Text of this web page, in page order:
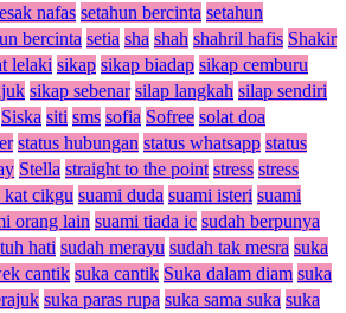
nafas setahun bercinta setahun
bercinta setia sha shah shahril hafis Shakir
lelaki sikap sikap biadap sikap cemburu
sikap sebenar silap langkah silap sendiri
Siska siti sms sofia Sofree solat doa
status hubungan status whatsapp status
Stella straight to the point stress stress
kat cikgu suami duda suami isteri suami
orang lain suami tiada ic sudah berpunya
hati sudah merayu sudah tak mesra suka
cantik suka cantik Suka dalam diam suka
suka paras rupa suka sama suka suka